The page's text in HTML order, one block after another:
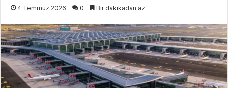
4 Temmuz 2026 0 Bir dakikadan az